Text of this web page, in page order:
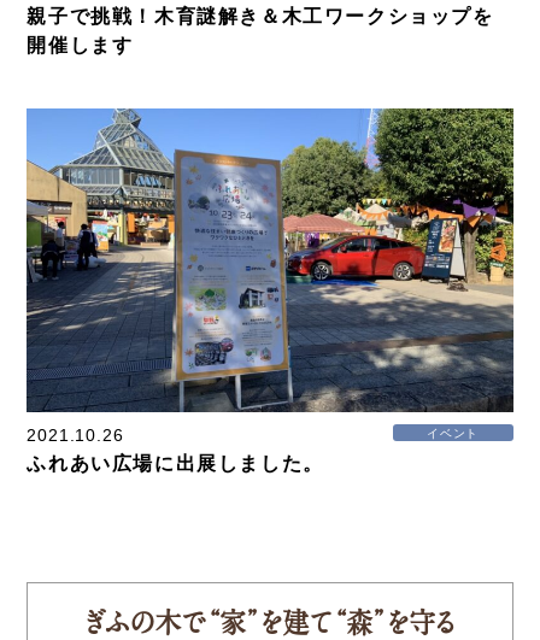
親子で挑戦！木育謎解き＆木工ワークショップを
開催します
2021.10.26 イベント
ふれあい広場に出展しました。
ぎふの木で“家” を建て “森” を守る